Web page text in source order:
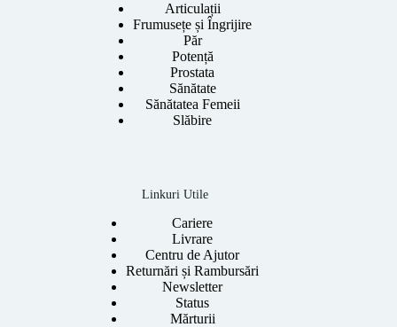
Articulații
Frumusețe și Îngrijire
Păr
Potență
Prostata
Sănătate
Sănătatea Femeii
Slăbire
Linkuri Utile
Cariere
Livrare
Centru de Ajutor
Returnări și Rambursări
Newsletter
Status
Mărturii